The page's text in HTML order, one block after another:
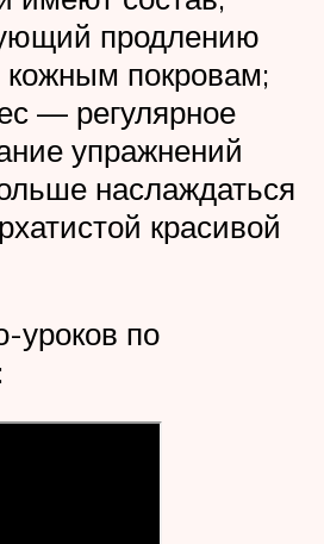
продлению
кожным покровам;
— регулярное
упражнений
наслаждаться
красивой
уроков по